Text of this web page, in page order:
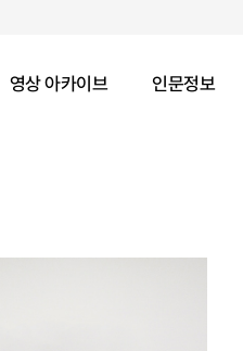
영상 아카이브 인문정보